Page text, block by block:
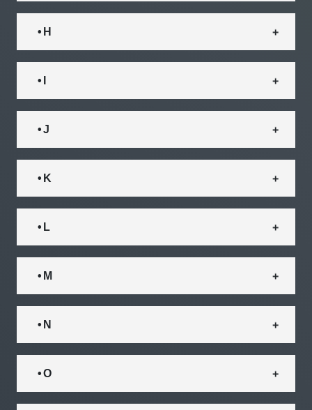
• H
• I
• J
• K
• L
• M
• N
• O